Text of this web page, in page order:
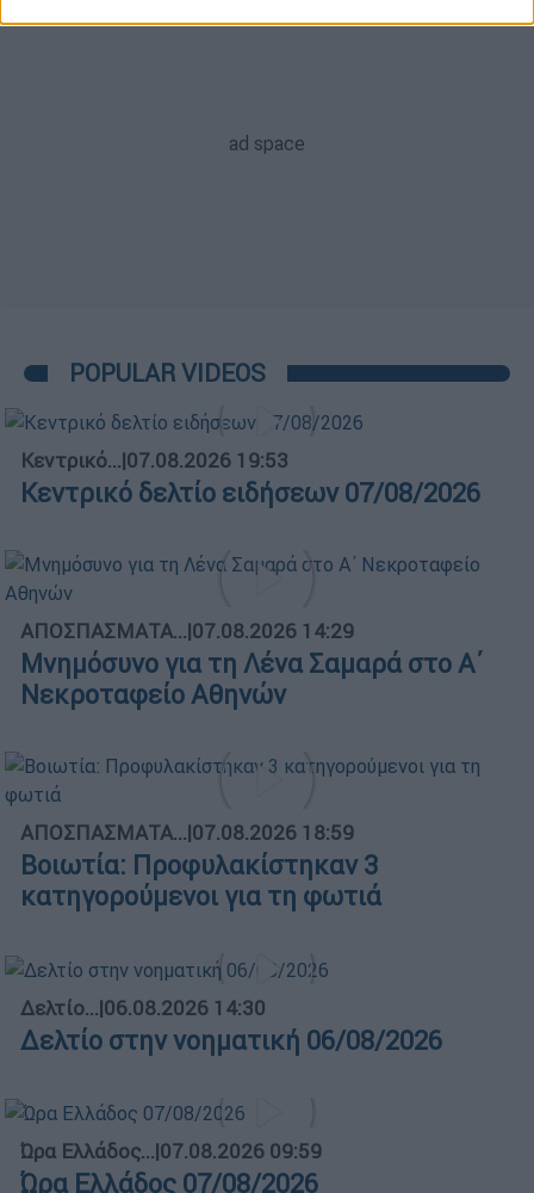
POPULAR VIDEOS
Κεντρικό...|07.08.2026 19:53
Κεντρικό δελτίο ειδήσεων 07/08/2026
ΑΠΟΣΠΑΣΜΑΤΑ...|07.08.2026 14:29
Μνημόσυνο για τη Λένα Σαμαρά στο Α΄
Νεκροταφείο Αθηνών
ΑΠΟΣΠΑΣΜΑΤΑ...|07.08.2026 18:59
Βοιωτία: Προφυλακίστηκαν 3
κατηγορούμενοι για τη φωτιά
Δελτίο...|06.08.2026 14:30
Δελτίο στην νοηματική 06/08/2026
Ώρα Ελλάδος...|07.08.2026 09:59
Ώρα Ελλάδος 07/08/2026